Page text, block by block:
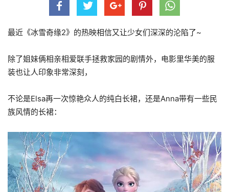
最近《冰雪奇缘2》的热映相信又让少女们深深的沦陷了~
除了姐妹俩相亲相爱联手拯救家园的剧情外，电影里华美的服
装也让人印象非常深刻，
不论是Elsa再一次惊艳众人的纯白长裙，还是Anna带有一些民
族风情的长裙：